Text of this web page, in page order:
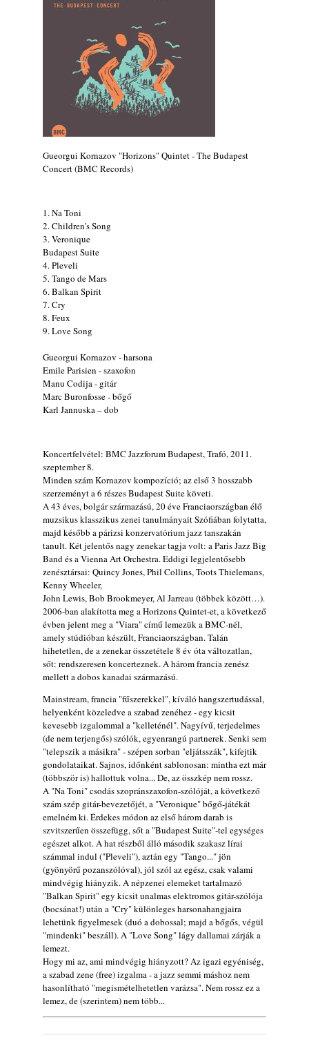
Ez lesz idén a Balaton legkedvesebb
eseménye: augusztus közepén érkezik a
Malomvölgy Fesztivál!
2026. augusztus 08.
2026-os jazzfesztiválok, amelyekről én is
tudok… 19. rész: XXXI. Szoboszlói
Dixieland Napok (Hajdúszoboszló – 2026.
augusztus 21-22-23.)
2026. augusztus 08.
„Into the Blue”
2026. augusztus 08.
Visions" lemezbemutató koncert
2026. augusztus 07.
Jazz-rock albumok 1985-ből - Issei Noro
„Sweet Sphere”
2026. augusztus 07.
Jazz-rock albumok 1984-ből - John Scofield
„Electric Outlet”
2026. augusztus 06.
Kecskemét, 2026. augusztus 6-9.: 4 nap, 4
színpad, 10 ország zenészei, 40 óra zene és
tánc!
2026. augusztus 05.
2026. augusztus 05.
Jazz-rock albumok 1983-ból - John Scofield
„Out like a Light”
2026. augusztus 05.
Jazz-rock albumok 1982-ből - John Scofield
„Shinola”
2026. augusztus 04.
Kikkel beszéltem 2.0 – 5. rész: D
2026. augusztus 04.
Lemezek a hatvanas-hetvenes évekből - 84.
rész: Irving Ashby – Memoirs
2026. augusztus 04.
10 éve halt meg lapunk főszerkesztő-
helyettese, Csányi Attila
2026. augusztus 04.
45 éve történt… Jazz-rock albumok 1981-
ből - Shakatak „Drivin’ Hard”
2026. augusztus 03.
Jazz a Márványteremben – Mizar (2008.
január 4.)
2026. augusztus 03.
Gondolataim - 2026 (XI. évfolyam - 8. rész)
2026. augusztus 02.
Exkluzív interjú Bóna Lászlóval
2026. augusztus 01.
Ma 40 éves Gyarmati Gábor és 54 éves
Florian Ross
2026. augusztus 01.
Vér, tornádó és jazz – megjelent a Daveform
Quintet és Kurt Rosenwinkel közös
lemezének új előfutára, a Sharknado
2026. július 31.
Magyar jazzmuzsikus szülők és zenész
gyermekeik – 42. rész: Vörös László +
Vörösné Strausz Eszter + Vörös Bence
Gueorgui Kornazov "Horizons" Quintet - The Budapest
Concert (BMC Records)
1. Na Toni
2. Children's Song
3. Veronique
Budapest Suite
4. Pleveli
5. Tango de Mars
6. Balkan Spirit
7. Cry
8. Feux
9. Love Song
Gueorgui Kornazov - harsona
Emile Parisien - szaxofon
Manu Codija - gitár
Marc Buronfosse - bőgő
Karl Jannuska – dob
Koncertfelvétel: BMC Jazzforum Budapest, Trafó, 2011.
szeptember 8.
Minden szám Kornazov kompozíció; az első 3 hosszabb
szerzeményt a 6 részes Budapest Suite követi.
A 43 éves, bolgár származású, 20 éve Franciaországban élő
muzsikus klasszikus zenei tanulmányait Szófiában folytatta,
majd később a párizsi konzervatórium jazz tanszakán
tanult. Két jelentős nagy zenekar tagja volt: a Paris Jazz Big
Band és a Vienna Art Orchestra. Eddigi legjelentősebb
zenésztársai: Quincy Jones, Phil Collins, Toots Thielemans,
Kenny Wheeler,
John Lewis, Bob Brookmeyer, Al Jarreau (többek között…).
2006-ban alakította meg a Horizons Quintet-et, a következő
évben jelent meg a "Viara" című lemezük a BMC-nél,
amely stúdióban készült, Franciaországban. Talán
hihetetlen, de a zenekar összetétele 8 év óta változatlan,
sőt: rendszeresen koncerteznek. A három francia zenész
mellett a dobos kanadai származású.
Mainstream, francia "fűszerekkel", kíváló hangszertudással,
helyenként közeledve a szabad zenéhez - egy kicsit
kevesebb izgalommal a "kelleténél". Nagyívű, terjedelmes
(de nem terjengős) szólók, egyenrangú partnerek. Senki sem
"telepszik a másikra" - szépen sorban "eljátsszák", kifejtik
gondolataikat. Sajnos, időnként sablonosan: mintha ezt már
(többször is) hallottuk volna... De, az összkép nem rossz.
A "Na Toni" csodás szopránszaxofon-szólóját, a következő
szám szép gitár-bevezetőjét, a "Veronique" bőgő-játékát
emelném ki. Érdekes módon az első három darab is
szvitszerűen összefügg, sőt a "Budapest Suite"-tel egységes
egészet alkot. A hat részből álló második szakasz lírai
számmal indul ("Pleveli"), aztán egy "Tango..." jön
(gyönyörű pozanszólóval), jól szól az egész, csak valami
mindvégig hiányzik. A népzenei elemeket tartalmazó
"Balkan Spirit" egy kicsit unalmas elektromos gitár-szólója
(bocsánat!) után a "Cry" különleges harsonahangjaira
lehetünk figyelmesek (duó a dobossal; majd a bőgős, végül
"mindenki" beszáll). A "Love Song" lágy dallamai zárják a
lemezt.
Hogy mi az, ami mindvégig hiányzott? Az igazi egyéniség,
a szabad zene (free) izgalma - a jazz semmi máshoz nem
hasonlítható "megismételhetetlen varázsa". Nem rossz ez a
lemez, de (szerintem) nem több...